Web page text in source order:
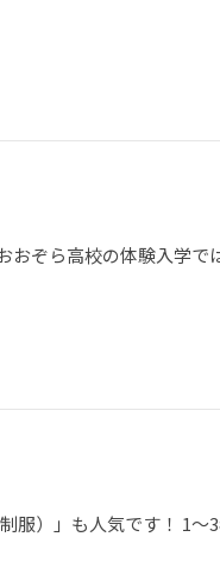
おぞら高校の体験入学
服）」も人気です！ 1～